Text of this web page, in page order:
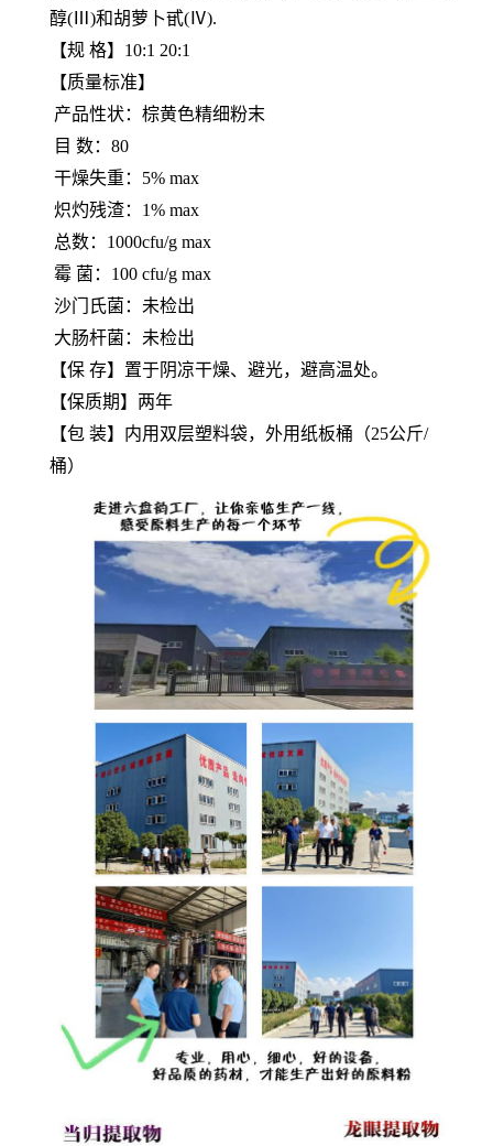
醇(Ⅲ)和胡萝卜甙(Ⅳ).
【规 格】10:1 20:1
【质量标准】
产品性状：棕黄色精细粉末
目 数：80
干燥失重：5% max
炽灼残渣：1% max
总数：1000cfu/g max
霉 菌：100 cfu/g max
沙门氏菌：未检出
大肠杆菌：未检出
【保 存】置于阴凉干燥、避光，避高温处。
【保质期】两年
【包 装】内用双层塑料袋，外用纸板桶（25公斤/
桶）